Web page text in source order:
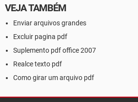
VEJA TAMBÉM
Enviar arquivos grandes
Excluir pagina pdf
Suplemento pdf office 2007
Realce texto pdf
Como girar um arquivo pdf